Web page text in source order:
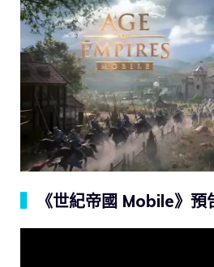
《世紀帝國 Mobile》預